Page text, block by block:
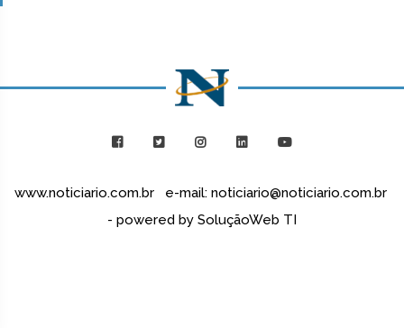
www.noticiario.com.br e-mail: noticiario@noticiario.com.br
- powered by SoluçãoWeb TI